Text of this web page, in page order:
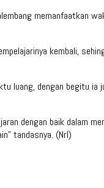
memanfaatkan
kembali,
luang, dengan
dengan baik dalam
tandasnya. (Nrl)